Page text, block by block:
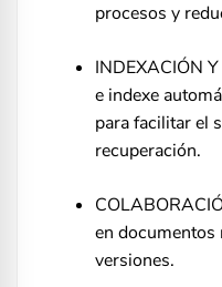
procesos y
INDEXACIÓN
e indexe
para facilitar el
recuperación.
en
versiones.